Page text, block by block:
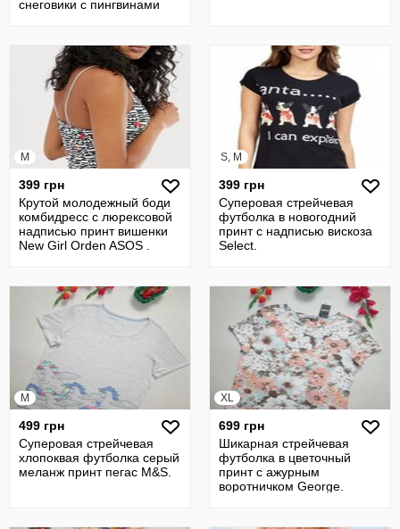
снеговики с пингвинами
M
399 грн
Крутой молодежный боди
комбидресс с люрексовой
надписью принт вишенки
New Girl Orden ASOS .
S, M
399 грн
Cуперовая стрейчевая
футболка в новогодний
принт с надписью вискоза
Select.
M
499 грн
Суперовая стрейчевая
хлопоквая футболка серый
меланж принт пегас M&S.
XL
699 грн
Шикарная стрейчевая
футболка в цветочный
принт с ажурным
воротничком George.